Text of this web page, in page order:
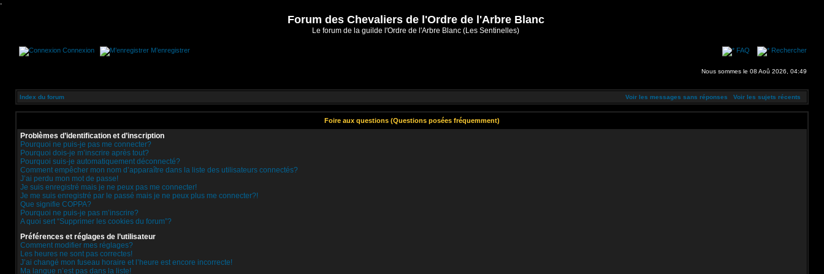
-
Forum des Chevaliers de l'Ordre de l'Arbre Blanc
Le forum de la guilde l'Ordre de l'Arbre Blanc (Les Sentinelles)
Connexion M’enregistrer FAQ Rechercher
Nous sommes le 08 Aoû 2026, 04:49
Index du forum Voir les messages sans réponses Voir les sujets récents
Foire aux questions (Questions posées fréquemment)
Problèmes d’identification et d’inscription
Pourquoi ne puis-je pas me connecter?
Pourquoi dois-je m’inscrire après tout?
Pourquoi suis-je automatiquement déconnecté?
Comment empêcher mon nom d’apparaître dans la liste des utilisateurs connectés?
J’ai perdu mon mot de passe!
Je suis enregistré mais je ne peux pas me connecter!
Je me suis enregistré par le passé mais je ne peux plus me connecter?!
Que signifie COPPA?
Pourquoi ne puis-je pas m’inscrire?
A quoi sert “Supprimer les cookies du forum”?
Préférences et réglages de l’utilisateur
Comment modifier mes réglages?
Les heures ne sont pas correctes!
J’ai changé mon fuseau horaire et l’heure est encore incorrecte!
Ma langue n’est pas dans la liste!